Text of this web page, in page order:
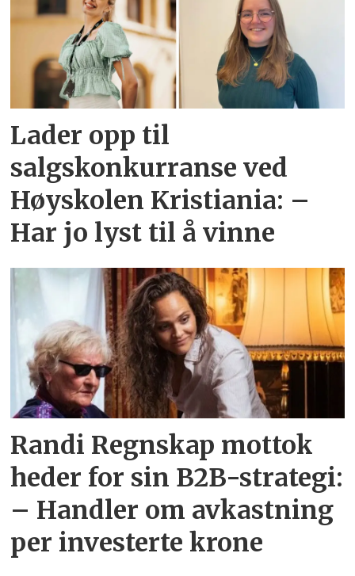
Lader opp til
salgskonkurranse ved
Høyskolen Kristiania: –
Har jo lyst til å vinne
Randi Regnskap mottok
heder for sin B2B-strategi:
– Handler om avkastning
per investerte krone